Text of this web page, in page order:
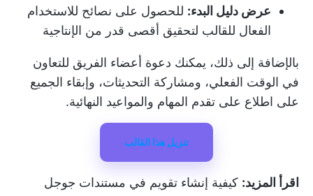
عرض دليل البدء: للحصول على نصائح للاستخدام
الفعال للقالب لتحقيق أقصى قدر من الإنتاجية
بالإضافة إلى ذلك، يمكنك دعوة أعضاء الفريق للتعاون
في الوقت الفعلي، ومشاركة التحديثات، وإبقاء الجميع
على اطلاع على تقدم المهام والمواعيد النهائية.
تنزيل هذا القالب
اقرأ المزيد: كيفية إنشاء تقويم في مستندات جوجل